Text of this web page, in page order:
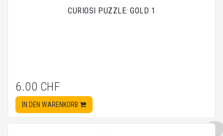
CURIOSI PUZZLE: GOLD 1
6.00 CHF
IN DEN WARENKORB